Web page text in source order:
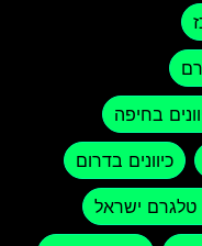
בחיפה
כיוונים בדרום
טלגרם ישראל